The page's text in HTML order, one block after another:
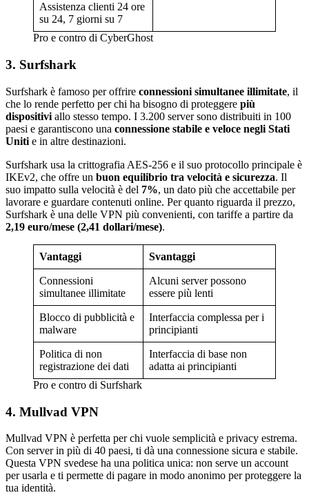
Assistenza clienti 24 ore
su 24, 7 giorni su 7
Pro e contro di CyberGhost
3. Surfshark
Surfshark è famoso per offrire connessioni simultanee illimitate, il
che lo rende perfetto per chi ha bisogno di proteggere più
dispositivi allo stesso tempo. I 3.200 server sono distribuiti in 100
paesi e garantiscono una connessione stabile e veloce negli Stati
Uniti e in altre destinazioni.
Surfshark usa la crittografia AES-256 e il suo protocollo principale è
IKEv2, che offre un buon equilibrio tra velocità e sicurezza. Il
suo impatto sulla velocità è del 7%, un dato più che accettabile per
lavorare e guardare contenuti online. Per quanto riguarda il prezzo,
Surfshark è una delle VPN più convenienti, con tariffe a partire da
2,19 euro/mese (2,41 dollari/mese).
Vantaggi Svantaggi
Connessioni
simultanee illimitate
Alcuni server possono
essere più lenti
Blocco di pubblicità e
malware
Interfaccia complessa per i
principianti
Politica di non
registrazione dei dati
Interfaccia di base non
adatta ai principianti
Pro e contro di Surfshark
4. Mullvad VPN
Mullvad VPN è perfetta per chi vuole semplicità e privacy estrema.
Con server in più di 40 paesi, ti dà una connessione sicura e stabile.
Questa VPN svedese ha una politica unica: non serve un account
per usarla e ti permette di pagare in modo anonimo per proteggere la
tua identità.